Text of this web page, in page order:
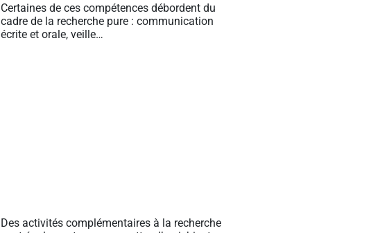
Certaines de ces compétences débordent du
cadre de la recherche pure : communication
écrite et orale, veille…
Des activités complémentaires à la recherche